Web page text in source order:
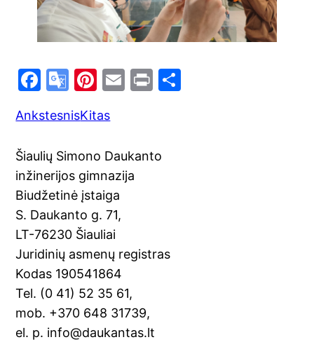
F
c
e
b
o
o
k
G
o
gl
e
Tr
a
n
sl
at
e
Pi
er
e
st
E
l
Pr
AnkstesnisKitas
Šiaulių Simono Daukanto
inžinerijos gimnazija
Biudžetinė įstaiga
S. Daukanto g. 71,
LT-76230 Šiauliai
Juridinių asmenų registras
Kodas 190541864
Tel. (0 41) 52 35 61,
mob. +370 648 31739,
el. p. info@daukantas.lt